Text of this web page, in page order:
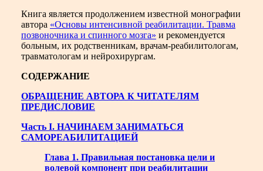
Книга является продолжением известной монографии
автора «Основы интенсивной реабилитации. Травма
позвоночника и спинного мозга» и рекомендуется
больным, их родственникам, врачам-реабилитологам,
травматологам и нейрохирургам.
СОДЕРЖАНИЕ
ОБРАЩЕНИЕ АВТОРА К ЧИТАТЕЛЯМ
ПРЕДИСЛОВИЕ
Часть I. НАЧИНАЕМ ЗАНИМАТЬСЯ
САМОРЕАБИЛИТАЦИЕЙ
Глава 1. Правильная постановка цели и
волевой компонент при реабилитации